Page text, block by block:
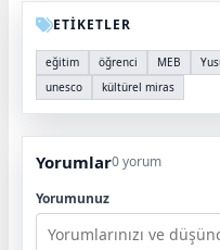
ETİKETLER
eğitim öğrenci MEB
unesco
kültürel miras
Yorumlar0 yorum
Yorumunuz